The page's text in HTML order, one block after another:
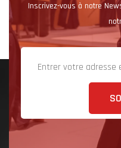
Inscrivez-vous à notre